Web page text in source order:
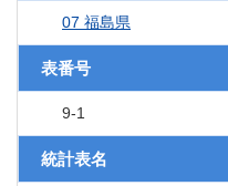
07 福島県
表番号
9-1
統計表名